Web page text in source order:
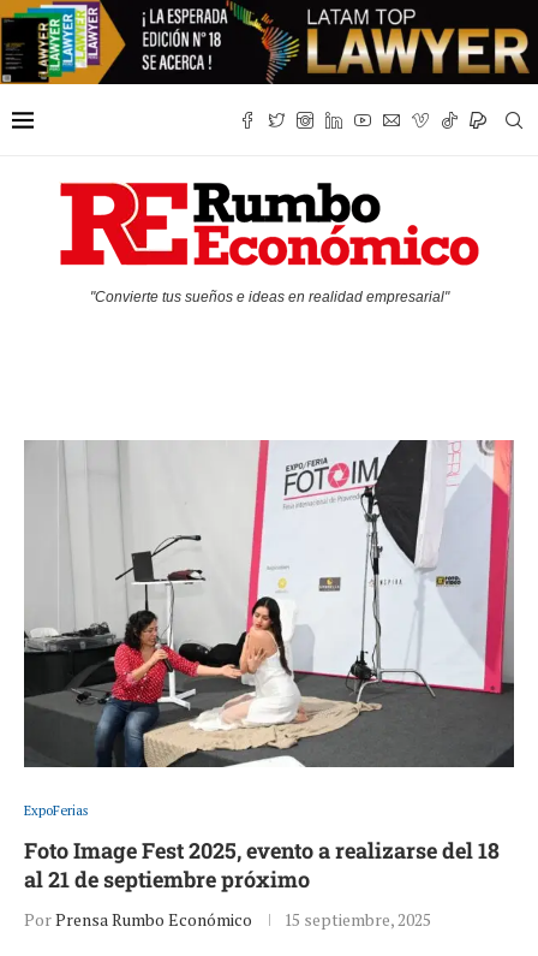
"Convierte tus sueños e ideas en realidad empresarial"
ExpoFerias
Foto Image Fest 2025, evento a realizarse del 18
al 21 de septiembre próximo
PorPrensa Rumbo Económico 15 septiembre, 2025